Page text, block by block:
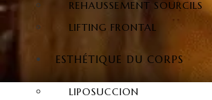
REHAUSSEMENT SOURCILS
LIFTING FRONTAL
ESTHÉTIQUE DU CORPS
LIPOSUCCION